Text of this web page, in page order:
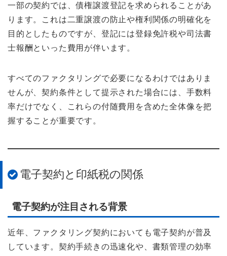
一部の契約では、債権譲渡登記を求められることがあ
ります。これは二重譲渡の防止や権利関係の明確化を
目的としたものですが、登記には登録免許税や司法書
士報酬といった費用が伴います。
すべてのファクタリングで必要になるわけではありま
せんが、契約条件として提示された場合には、手数料
率だけでなく、これらの付随費用を含めた全体像を把
握することが重要です。
電子契約と印紙税の関係
電子契約が注目される背景
近年、ファクタリング契約においても電子契約が普及
しています。契約手続きの迅速化や、書類管理の効率